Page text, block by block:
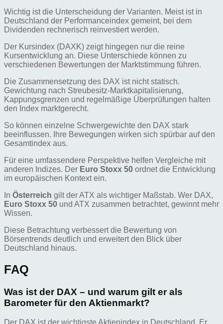
Wichtig ist die Unterscheidung der Varianten. Meist ist in
Deutschland der Performanceindex gemeint, bei dem
Dividenden rechnerisch reinvestiert werden.
Der Kursindex (DAXK) zeigt hingegen nur die reine
Kursentwicklung an. Diese Unterschiede können zu
verschiedenen Bewertungen der Marktstimmung führen.
Die Zusammensetzung des DAX ist nicht statisch.
Gewichtung nach Streubesitz-Marktkapitalisierung,
Kappungsgrenzen und regelmäßige Überprüfungen halten
den Index marktgerecht.
So können einzelne Schwergewichte den DAX stark
beeinflussen. Ihre Bewegungen wirken sich spürbar auf den
Gesamtindex aus.
Für eine umfassendere Perspektive helfen Vergleiche mit
anderen Indizes. Der Euro Stoxx 50 ordnet die Entwicklung
im europäischen Kontext ein.
In Österreich gilt der ATX als wichtiger Maßstab. Wer DAX,
Euro Stoxx 50 und ATX zusammen betrachtet, gewinnt mehr
Wissen.
Diese Betrachtung verbessert die Bewertung von
Börsentrends deutlich und erweitert den Blick über
Deutschland hinaus.
FAQ
Was ist der DAX – und warum gilt er als
Barometer für den Aktienmarkt?
Der DAX ist der wichtigste Aktienindex in Deutschland. Er